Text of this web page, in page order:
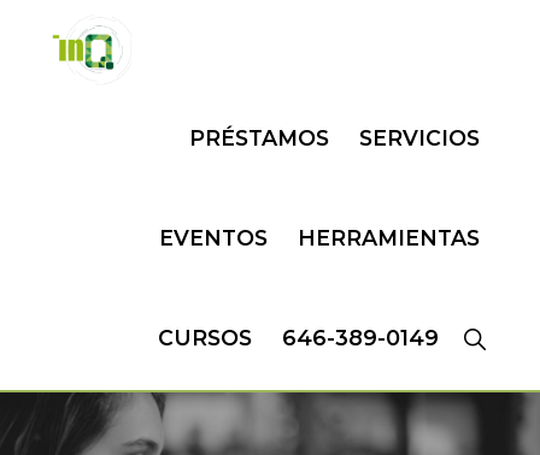
PRÉSTAMOS SERVICIOS
EVENTOS HERRAMIENTAS
CURSOS 646-389-0149